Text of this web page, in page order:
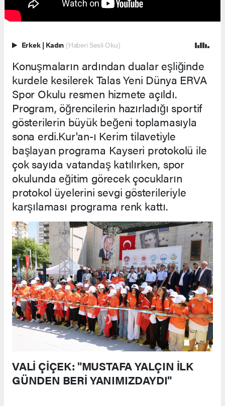
Erkek | Kadın (Haberi Sesli Oku)
Konuşmaların ardından dualar eşliğinde
kurdele kesilerek Talas Yeni Dünya ERVA
Spor Okulu resmen hizmete açıldı.
Program, öğrencilerin hazırladığı sportif
gösterilerin büyük beğeni toplamasıyla
sona erdi.Kur'an-ı Kerim tilavetiyle
başlayan programa Kayseri protokolü ile
çok sayıda vatandaş katılırken, spor
okulunda eğitim görecek çocukların
protokol üyelerini sevgi gösterileriyle
karşılaması programa renk kattı.
VALİ ÇİÇEK: "MUSTAFA YALÇIN İLK
GÜNDEN BERİ YANIMIZDAYDI"